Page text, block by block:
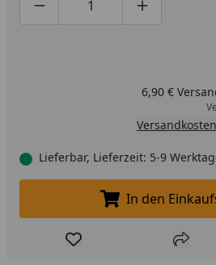
Produktmenge um eins
Produktmenge
6,90 €
Lieferbar, Lieferzeit: 5-9
In
In den
Produkt zur Teilen